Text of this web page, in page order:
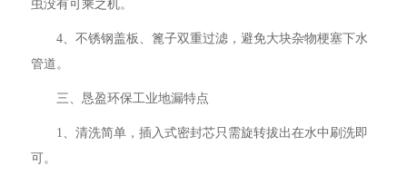
虫没有可乘之机。
4、不锈钢盖板、篦子双重过滤，避免大块杂物梗塞下水
管道。
三、恳盈环保工业地漏特点
1、清洗简单，插入式密封芯只需旋转拔出在水中刷洗即
可。